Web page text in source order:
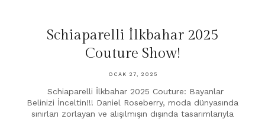
Schiaparelli İlkbahar 2025
Couture Show!
OCAK 27, 2025
Schiaparelli İlkbahar 2025 Couture: Bayanlar
Belinizi İnceltin!!! Daniel Roseberry, moda dünyasında
sınırları zorlayan ve alışılmışın dışında tasarımlarıyla